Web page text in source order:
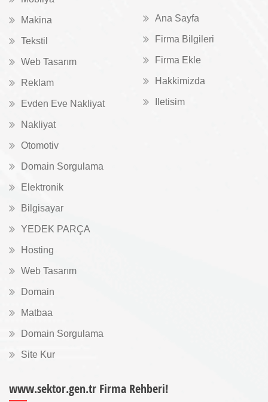
Makina
Tekstil
Web Tasarım
Reklam
Evden Eve Nakliyat
Nakliyat
Otomotiv
Domain Sorgulama
Elektronik
Bilgisayar
YEDEK PARÇA
Hosting
Web Tasarım
Domain
Matbaa
Domain Sorgulama
Site Kur
Ana Sayfa
Firma Bilgileri
Firma Ekle
Hakkimizda
Iletisim
www.sektor.gen.tr Firma Rehberi!